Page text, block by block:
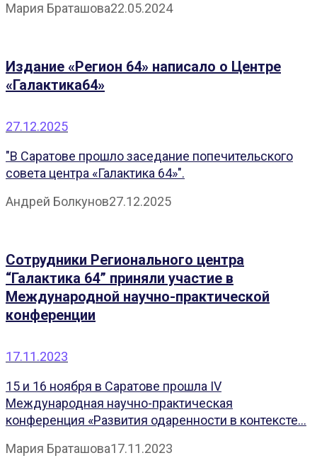
Мария Браташова22.05.2024
Издание «Регион 64» написало о Центре
«Галактика64»
27.12.2025
"В Саратове прошло заседание попечительского
совета центра «Галактика 64»".
Андрей Болкунов27.12.2025
Сотрудники Регионального центра
“Галактика 64” приняли участие в
Международной научно-практической
конференции
17.11.2023
15 и 16 ноября в Саратове прошла IV
Международная научно-практическая
конференция «Развития одаренности в контексте...
Мария Браташова17.11.2023